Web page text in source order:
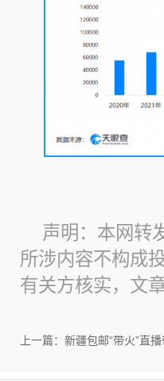
声明：本网转
所涉内容不构成
有关方核实，文
上一篇：新疆包邮“带火”直